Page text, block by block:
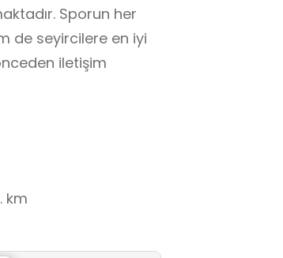
Sporun her
de seyircilere en iyi
iletişim
km